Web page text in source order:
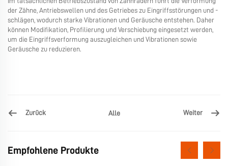
der Zähne, Antriebswellen und des Getriebes zu Eingriffsstörungen und -
schlägen, wodurch starke Vibrationen und Geräusche entstehen. Daher
können Modifikation, Profilierung und Verschiebung eingesetzt werden,
um die Eingriffsverformung auszugleichen und Vibrationen sowie
Geräusche zu reduzieren.
Zurück Alle Weiter
Empfohlene Produkte